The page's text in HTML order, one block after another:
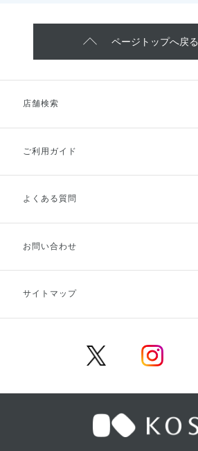
ページトップへ戻る
店舗検索
ご利用ガイド
ご利用ガイドトップ
お支払方法
キャンセル・返品・交換
よくある質問
お問い合わせ
サイトマップ